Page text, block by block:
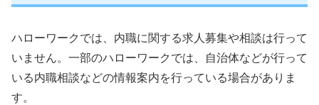
ハローワークでは、内職に関する求人募集や相談は行って
いません。一部のハローワークでは、自治体などが行って
いる内職相談などの情報案内を行っている場合がありま
す。